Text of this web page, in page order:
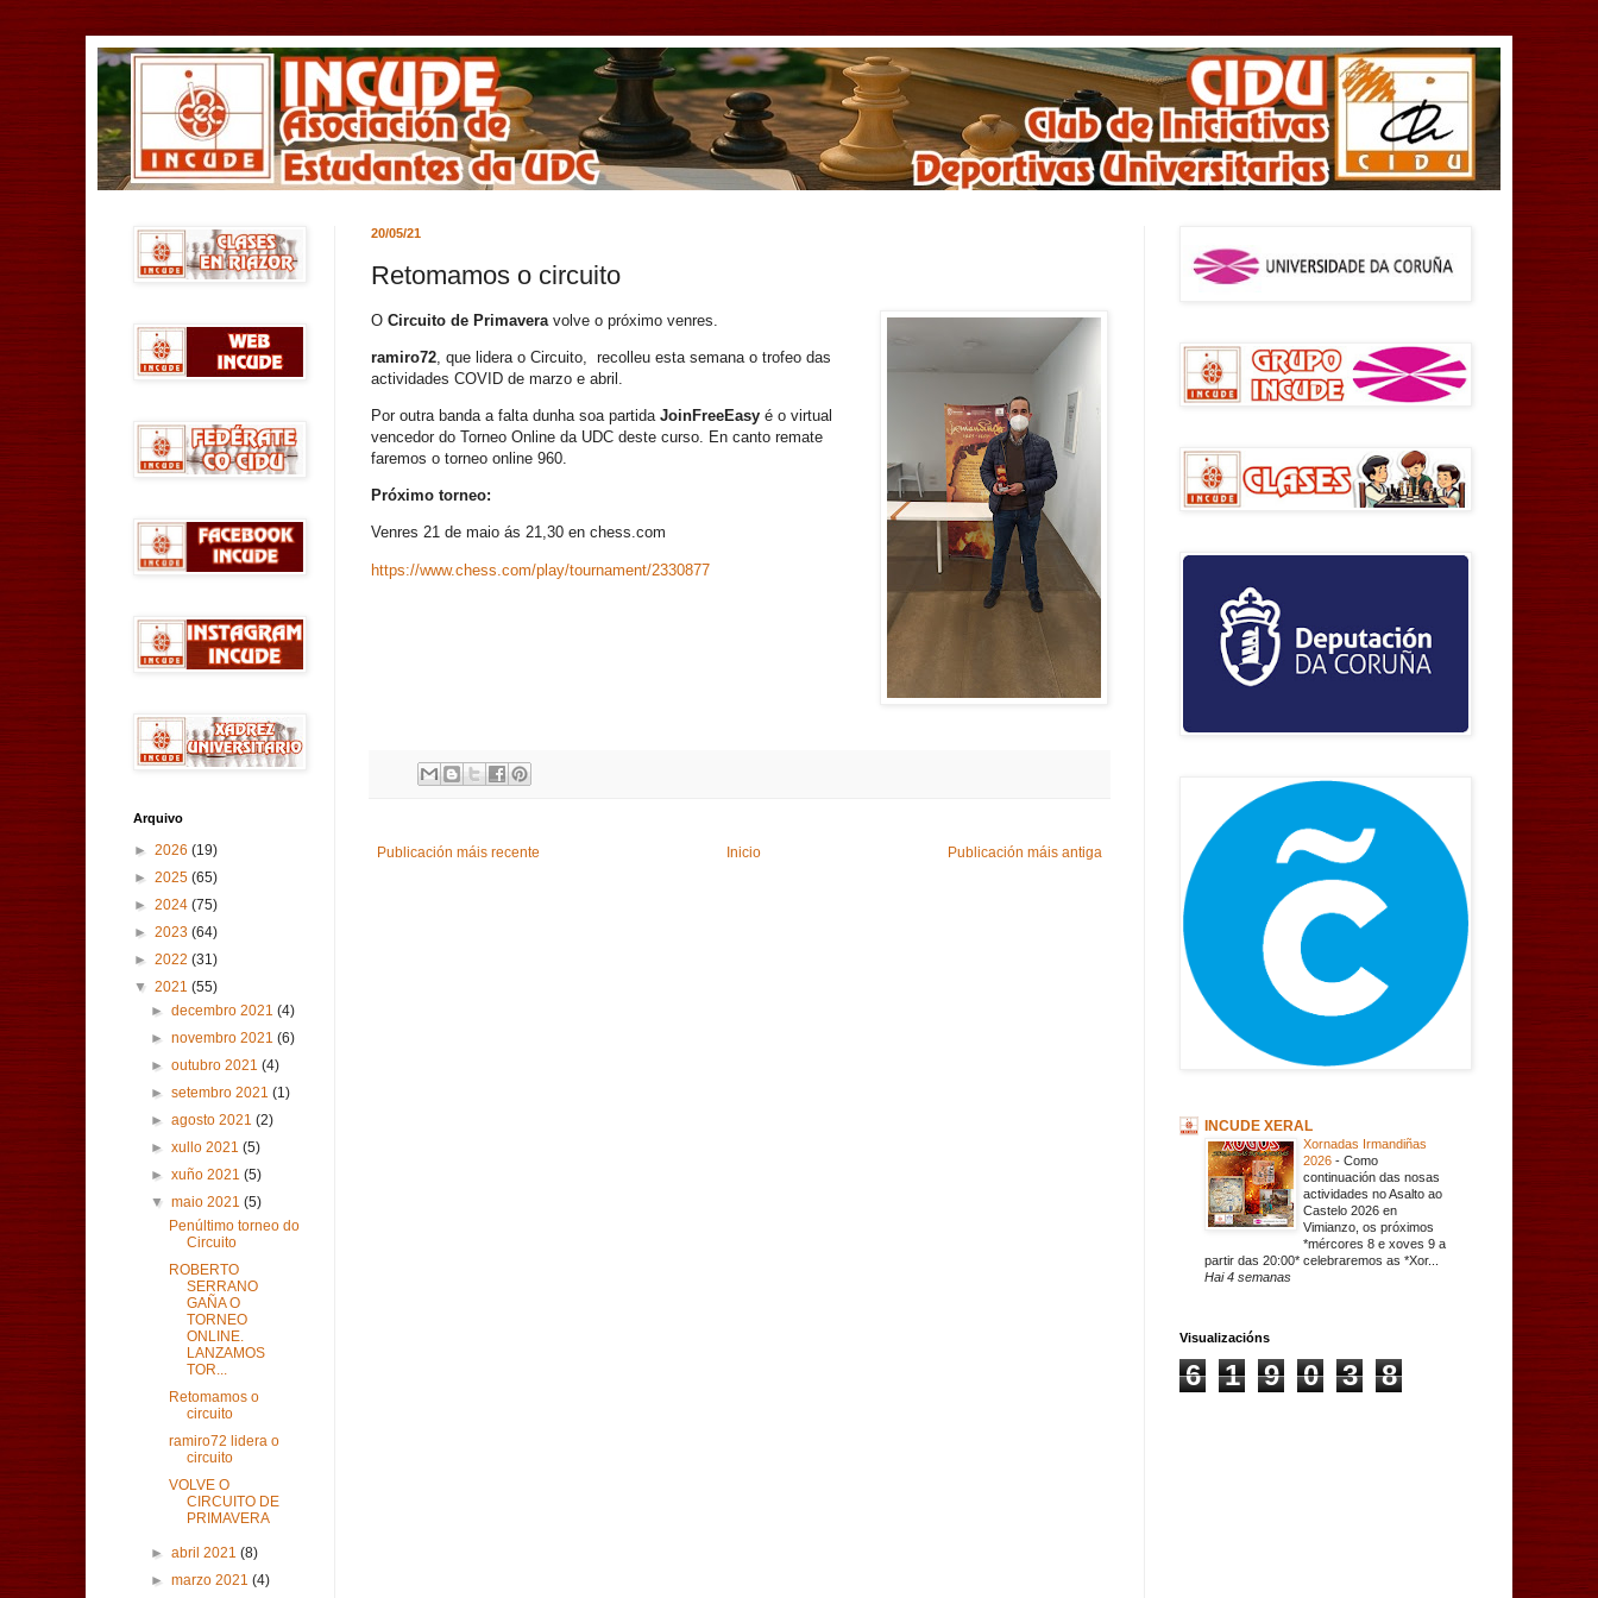
20/05/21
Retomamos o circuito
O Circuito de Primavera volve o próximo venres.
ramiro72 , que lidera o Circuito, recolleu esta semana o trofeo das
actividades COVID de marzo e abril.
Por outra banda a falta dunha soa partida JoinFreeEasy é o virtual
vencedor do Torneo Online da UDC deste curso. En canto remate
faremos o torneo online 960.
Próximo torneo:
Venres 21 de maio ás 21,30 en chess.com
https://www.chess.com/play/tournament/2330877
Publicación máis recente Publicación máis antiga
Inicio
Arquivo
► 2026 (19)
► 2025 (65)
► 2024 (75)
► 2023 (64)
► 2022 (31)
▼ 2021 (55)
►decembro 2021(4)
►novembro 2021(6)
►outubro 2021(4)
►setembro 2021(1)
►agosto 2021(2)
►xullo 2021(5)
►xuño 2021(5)
▼maio 2021(5)
Penúltimo torneo do
Circuito
ROBERTO
SERRANO
GAÑA O
TORNEO
ONLINE.
LANZAMOS
TOR...
Retomamos o
circuito
ramiro72 lidera o
circuito
VOLVE O
CIRCUITO DE
PRIMAVERA
►abril 2021(8)
►marzo 2021(4)
INCUDE XERAL
Xornadas Irmandiñas
2026 - Como
continuación das nosas
actividades no Asalto ao
Castelo 2026 en
Vimianzo, os próximos
*mércores 8 e xoves 9 a
partir das 20:00* celebraremos as *Xor...
Hai 4 semanas
Visualizacións
6 1 9 0 3 8